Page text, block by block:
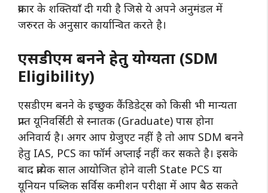
प्रकार के शक्तियाँ दी गयी है जिसे ये अपने अनुमंडल में
जरुरत के अनुसार कार्यान्वित करते है।
एसडीएम बनने हेतु योग्यता (SDM
Eligibility)
एसडीएम बनने के इच्छुक कैंडिडेट्स को किसी भी मान्यता
प्राप्त यूनिवर्सिटी से स्नातक (Graduate) पास होना
अनिवार्य है। अगर आप ग्रेजुएट नहीं है तो आप SDM बनने
हेतु IAS, PCS का फॉर्म अप्लाई नहीं कर सकते है। इसके
बाद प्रत्येक साल आयोजित होने वाली State PCS या
यूनियन पब्लिक सर्विस कमीशन परीक्षा में आप बैठ सकते